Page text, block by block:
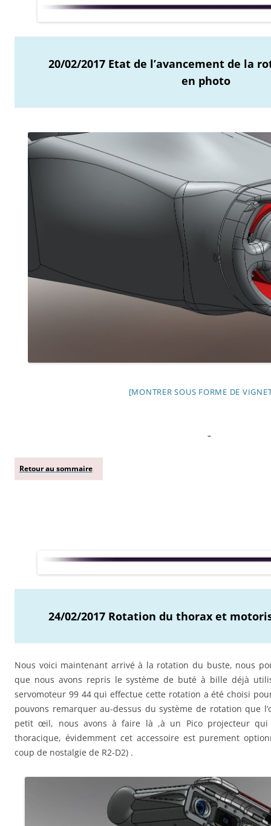
20/02/2017 Etat de l’avancement de la
en photo
[MONTRER SOUS FORME DE
–
Retour au sommaire
24/02/2017 Rotation du thorax et
Nous voici maintenant arrivé à la rotation du buste, nous
que nous avons repris le système de buté à bille déjà
servomoteur 99 44 qui effectue cette rotation a été choisi
pouvons remarquer au-dessus du système de rotation que
petit œil, nous avons à faire là ,à un Pico projecteur
thoracique, évidemment cet accessoire est purement
coup de nostalgie de R2-D2) .